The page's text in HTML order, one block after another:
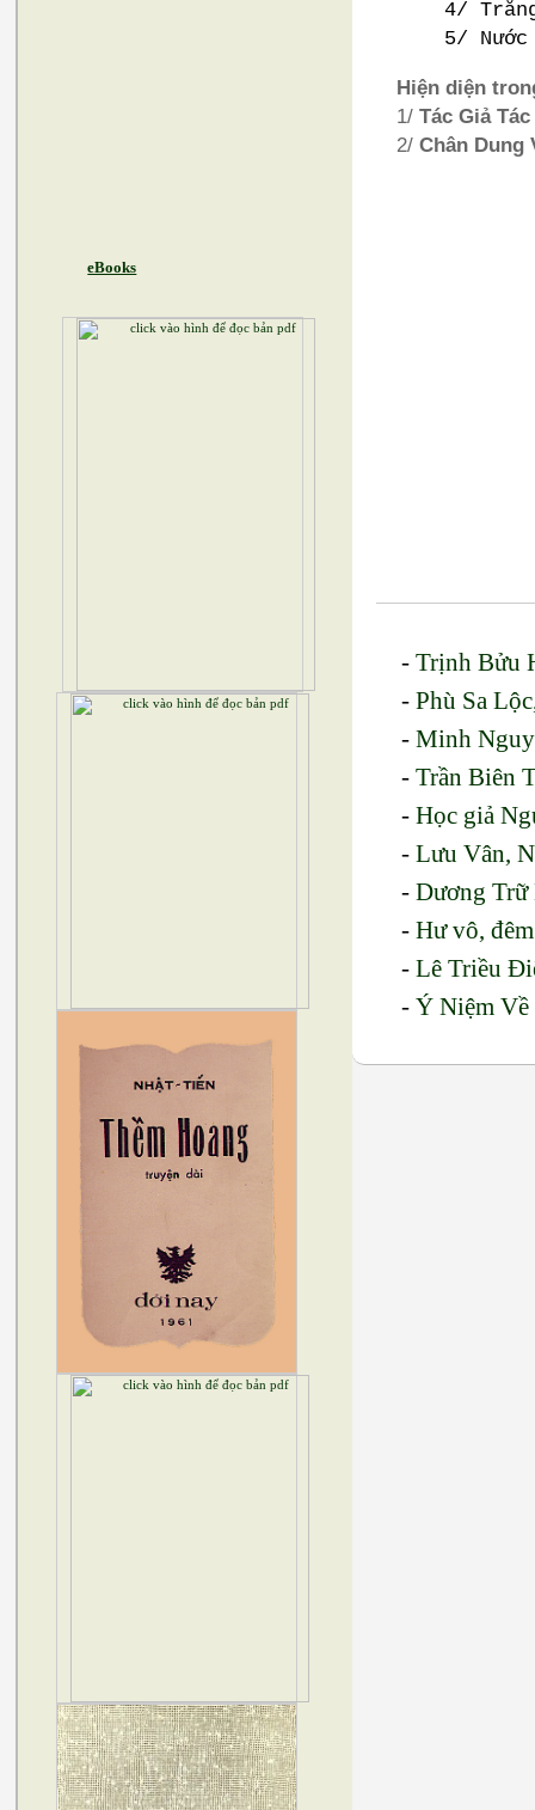
eBooks
4/
5/
Hiện diện
1/Tác Giả
2/Chân Dung
-Trịnh Bửu
-Phù Sa
-Minh
-Trần Biên
-Học giả
-Lưu Vân,
-Dương Trữ
-Hư vô,
-Lê Triều
-Ý Niệm Về